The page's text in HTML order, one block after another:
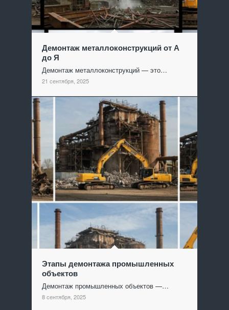
Демонтаж металлоконструкций от А
до Я
Демонтаж металлоконструкций — это…
21 сентября, 2025
Этапы демонтажа промышленных
объектов
Демонтаж промышленных объектов —…
8 сентября, 2025